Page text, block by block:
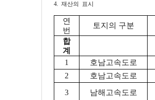
4. 재산의 표시
연
번
토지의 구분
합
계
1
호남고속도로
2
호남고속도로
3
남해고속도로